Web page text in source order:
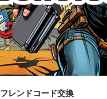
フレンドコード交換